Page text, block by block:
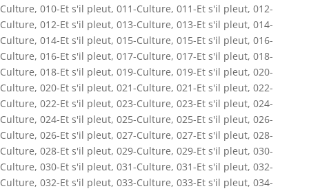
Culture, 010-Et s'il pleut, 011-Culture, 011-Et s'il pleut, 012-
Culture, 012-Et s'il pleut, 013-Culture, 013-Et s'il pleut, 014-
Culture, 014-Et s'il pleut, 015-Culture, 015-Et s'il pleut, 016-
Culture, 016-Et s'il pleut, 017-Culture, 017-Et s'il pleut, 018-
Culture, 018-Et s'il pleut, 019-Culture, 019-Et s'il pleut, 020-
Culture, 020-Et s'il pleut, 021-Culture, 021-Et s'il pleut, 022-
Culture, 022-Et s'il pleut, 023-Culture, 023-Et s'il pleut, 024-
Culture, 024-Et s'il pleut, 025-Culture, 025-Et s'il pleut, 026-
Culture, 026-Et s'il pleut, 027-Culture, 027-Et s'il pleut, 028-
Culture, 028-Et s'il pleut, 029-Culture, 029-Et s'il pleut, 030-
Culture, 030-Et s'il pleut, 031-Culture, 031-Et s'il pleut, 032-
Culture, 032-Et s'il pleut, 033-Culture, 033-Et s'il pleut, 034-